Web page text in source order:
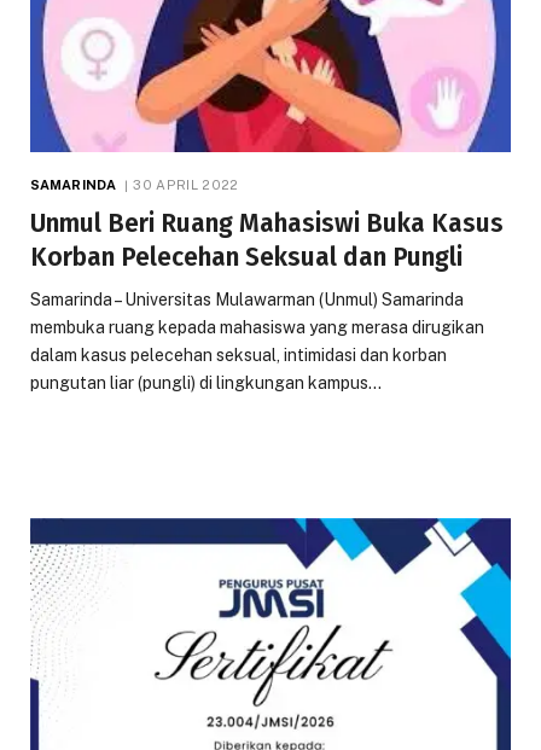
SAMARINDA 30 APRIL 2022
Unmul Beri Ruang Mahasiswi Buka Kasus
Korban Pelecehan Seksual dan Pungli
Samarinda – Universitas Mulawarman (Unmul) Samarinda
membuka ruang kepada mahasiswa yang merasa dirugikan
dalam kasus pelecehan seksual, intimidasi dan korban
pungutan liar (pungli) di lingkungan kampus…